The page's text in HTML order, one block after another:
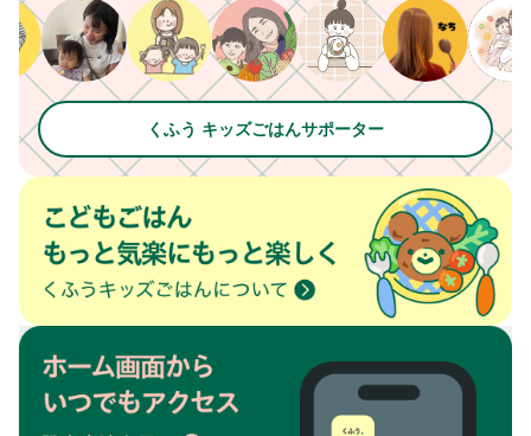
くふう キッズごはんサポーター